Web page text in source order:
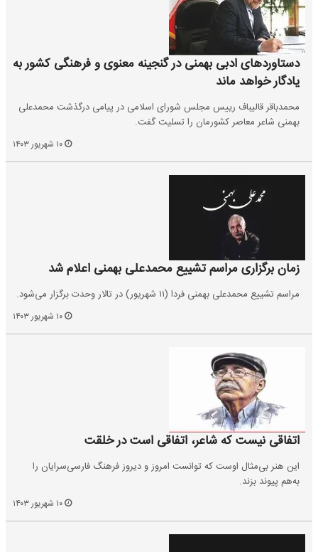
دستاوردهای ادبی‌ بهمنی در گنجینه معنوی و فرهنگی کشور به
یادگار خواهد ماند
محمدباقر قالیباف رییس مجلس شورای اسلامی در پیامی درگذشت محمدعلی
بهمنی شاعر معاصر کشورمان را تسلیت گفت.
زمان برگزاری مراسم تشییع محمدعلی بهمنی اعلام شد
مراسم تشییع محمدعلی بهمنی فردا (۱۱ شهریور) در تالار وحدت برگزار می‌شود.
اتفاقی نیست که شاعر، اتفاقی است در خلقت
این هنر بی‌مثال اوست که توانست امروز و دیروز فرهنگ فارسی‌سرایان را
به‌هم پیوند بزند.